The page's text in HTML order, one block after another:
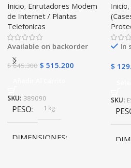
Libre Todo Operador 4G
LTE SIMCARD
Inicio, Enrutadores Modem
de Internet / Plantas
Telefonicas
Available on backorder
$645.300 $ 515.200
SKU: 389090
PESO 1 kg
DIMENSIONES
Tab
SM-
Inicio,
In
$
SKU: